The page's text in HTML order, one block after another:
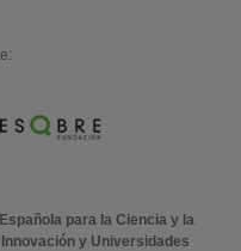
para la Ciencia y la
y Universidades